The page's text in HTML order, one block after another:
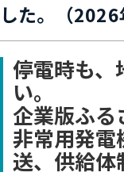
した。（2026
停電時も、
い。
企業版ふる
非常用発電
送、供給体